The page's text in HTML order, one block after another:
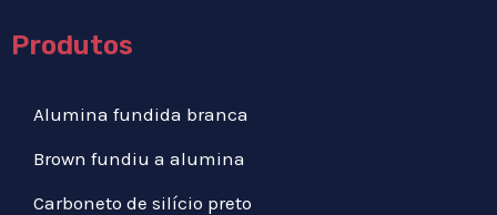
Produtos
Alumina fundida branca
Brown fundiu a alumina
Carboneto de silício preto